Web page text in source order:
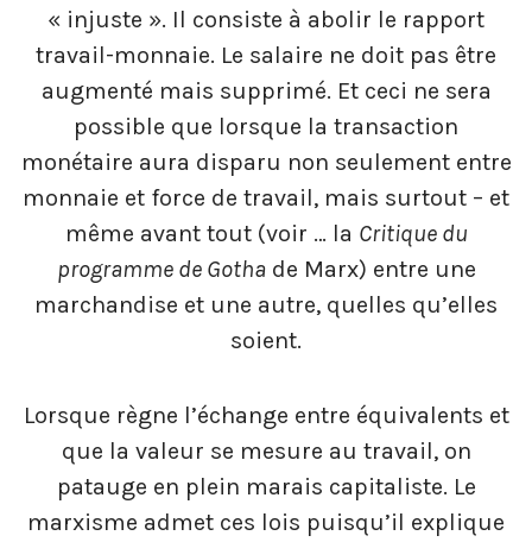
« injuste ». Il consiste à abolir le rapport
travail-monnaie. Le salaire ne doit pas être
augmenté mais supprimé. Et ceci ne sera
possible que lorsque la transaction
monétaire aura disparu non seulement entre
monnaie et force de travail, mais surtout – et
même avant tout (voir … la Critique du
programme de Gothade Marx) entre une
marchandise et une autre, quelles qu’elles
soient.
Lorsque règne l’échange entre équivalents et
que la valeur se mesure au travail, on
patauge en plein marais capitaliste. Le
marxisme admet ces lois puisqu’il explique